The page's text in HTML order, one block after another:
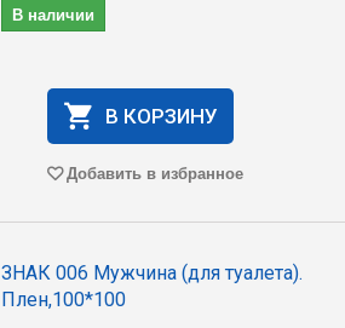
В наличии
В КОРЗИНУ
Добавить в избранное
ЗНАК 006 Мужчина (для туалета).
Плен,100*100